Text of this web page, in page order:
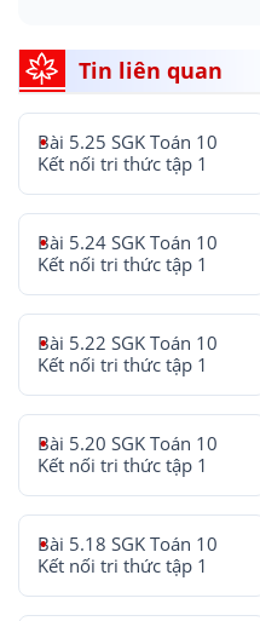
Tin liên quan
Bài 5.25 SGK Toán 10
Kết nối tri thức tập 1
Bài 5.24 SGK Toán 10
Kết nối tri thức tập 1
Bài 5.22 SGK Toán 10
Kết nối tri thức tập 1
Bài 5.20 SGK Toán 10
Kết nối tri thức tập 1
Bài 5.18 SGK Toán 10
Kết nối tri thức tập 1